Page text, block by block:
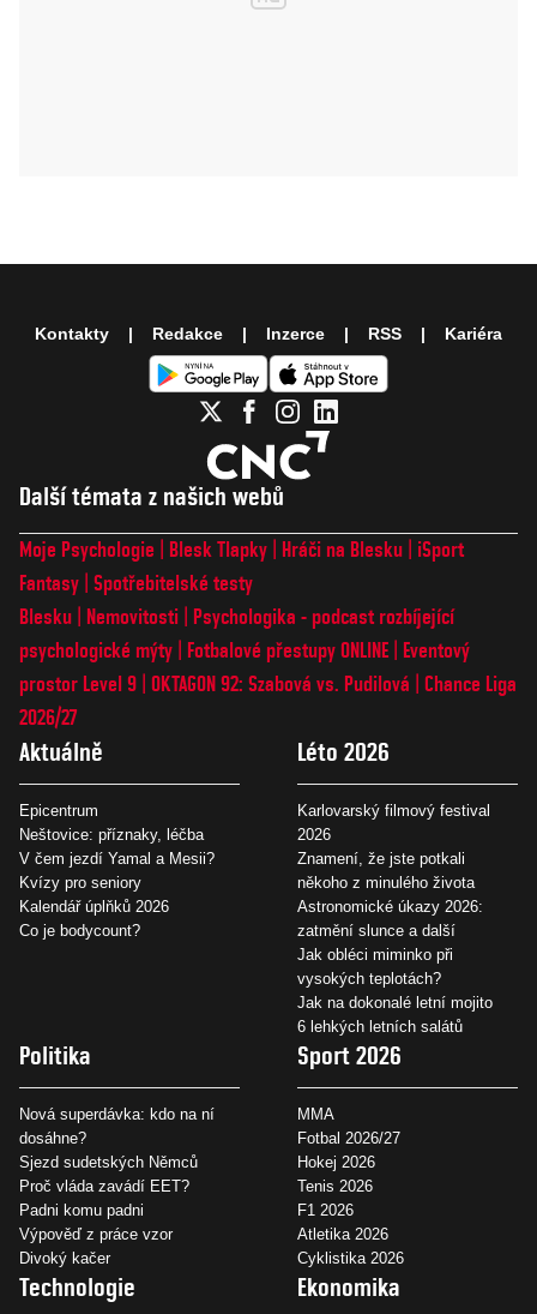
Další témata z našich webů
Moje Psychologie Blesk Tlapky Hráči na Blesku
iSport
Fantasy Spotřebitelské testy
Blesku
Nemovitosti
Psychologika - podcast rozbíjející
psychologické mýty
Fotbalové přestupy ONLINE
Eventový
prostor Level 9 OKTAGON 92: Szabová vs. Pudilová
Chance Liga
2026/27
Aktuálně
Epicentrum
Neštovice: příznaky, léčba
V čem jezdí Yamal a Mesii?
Kvízy pro seniory
Kalendář úplňků 2026
Co je bodycount?
Léto 2026
Karlovarský filmový festival
2026
Znamení, že jste potkali
někoho z minulého života
Astronomické úkazy 2026:
zatmění slunce a další
Jak obléci miminko při
vysokých teplotách?
Jak na dokonalé letní mojito
6 lehkých letních salátů
Politika
Nová superdávka: kdo na ní
dosáhne?
Sjezd sudetských Němců
Proč vláda zavádí EET?
Padni komu padni
Výpověď z práce vzor
Divoký kačer
Sport 2026
MMA
Fotbal 2026/27
Hokej 2026
Tenis 2026
F1 2026
Atletika 2026
Cyklistika 2026
Technologie Ekonomika
Kontakty Redakce Inzerce RSS Kariéra